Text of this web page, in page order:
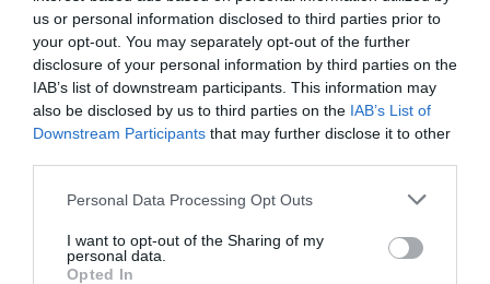
us or personal information disclosed to third parties prior to
your opt-out. You may separately opt-out of the further
disclosure of your personal information by third parties on the
IAB’s list of downstream participants. This information may
also be disclosed by us to third parties on the IAB’s List of
Downstream Participants that may further disclose it to other
Personal Data Processing Opt Outs
I want to opt-out of the Sharing of my
personal data.
Opted In
15 ευρώ (κανονικό), 10 ευρώ (μειωμένο)
Πληροφορίες / Κρατήσεις:
Τηλ.: 210-3225207 |simeiomiden.gr
Δείτε όλα τα τελευταία νέαγια την Τέχνη και τον
Πολιτισμό στοCulturenow.gr